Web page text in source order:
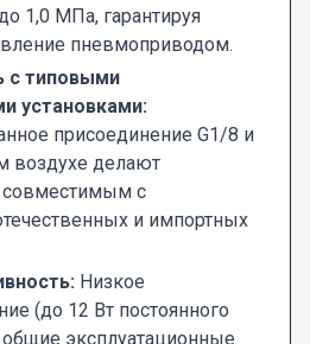
1,0 МПа, гарантируя
пневмоприводом.
с типовыми
установками:
присоединение G1/8 и
воздухе делают
совместимым с
и импортных
Низкое
(до 12 Вт постоянного
общие эксплуатационные